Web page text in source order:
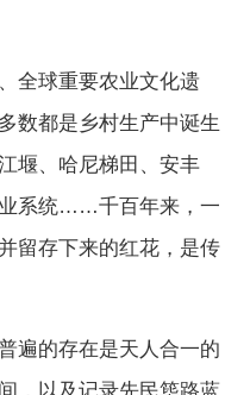
全球重要农业文化遗
数都是乡村生产中诞生
堰、哈尼梯田、安丰
系统……千百年来，一
留存下来的红花，是传
遍的存在是天人合一的